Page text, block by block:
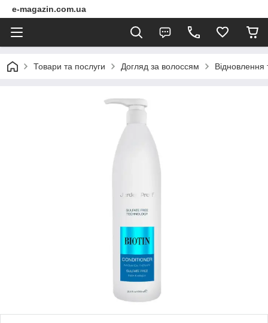
e-magazin.com.ua
Товари та послуги Догляд за волоссям Відновлення